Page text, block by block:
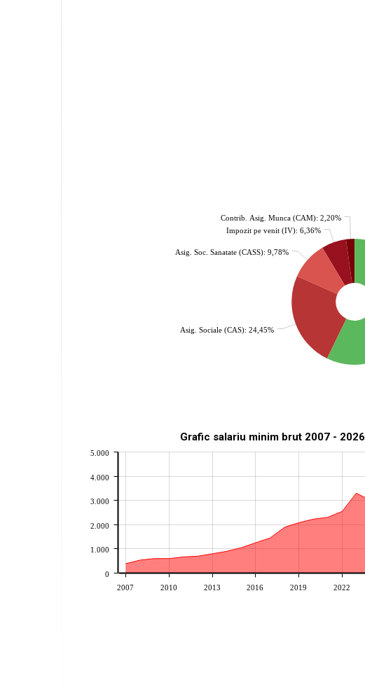
Asig. Sociale (CAS): 24,45%
Asig. Soc. Sanatate (CASS): 9,78%
Impozit pe venit (IV): 6,36%
Contrib. Asig. Munca (CAM): 2,20%
Grafic salariu minim brut 2007 - 2026
2007 2010 2013 2016 2019 2022
0
1.000
2.000
3.000
4.000
5.000